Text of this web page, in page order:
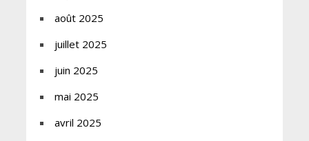
août 2025
juillet 2025
juin 2025
mai 2025
avril 2025